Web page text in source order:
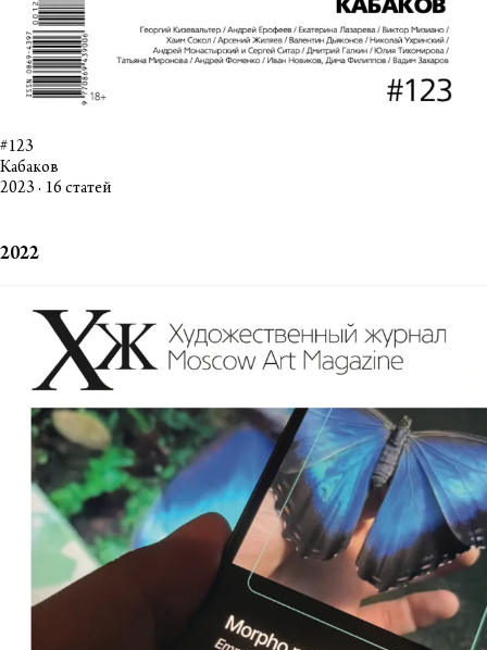
#123
Кабаков
2023 · 16 статей
2022